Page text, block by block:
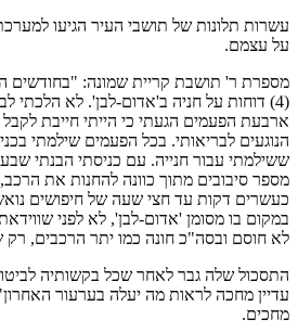
עשרות תלונות של תושבי העיר הגיעו
על עצמם.
מספרת ר' תושבת קריית שמונה: "בחודשים
(4) דוחות על חניה ב'אדום-לבן'. לא הלכתי
ארבעת הפעמים הגעתי כי הייתי חייבת לקבל
הנוגעים לבריאותי. בכל הפעמים שילמתי
ששילמתי עבור חנייה. עם כניסתי הבנתי
מספר סיבובים מתוך כוונה להחנות את
כעשרים דקות עד חצי שעה של חיפושים
במקום בו מסומן 'אדום-לבן', לא לפני
לא חוסם ובסה"כ חונה כמו יתר הרכבים,
התסכול שלה גבר לאחר שכל בקשותיה
עדיין מחכה לראות מה יעלה בערעור
מחכים.